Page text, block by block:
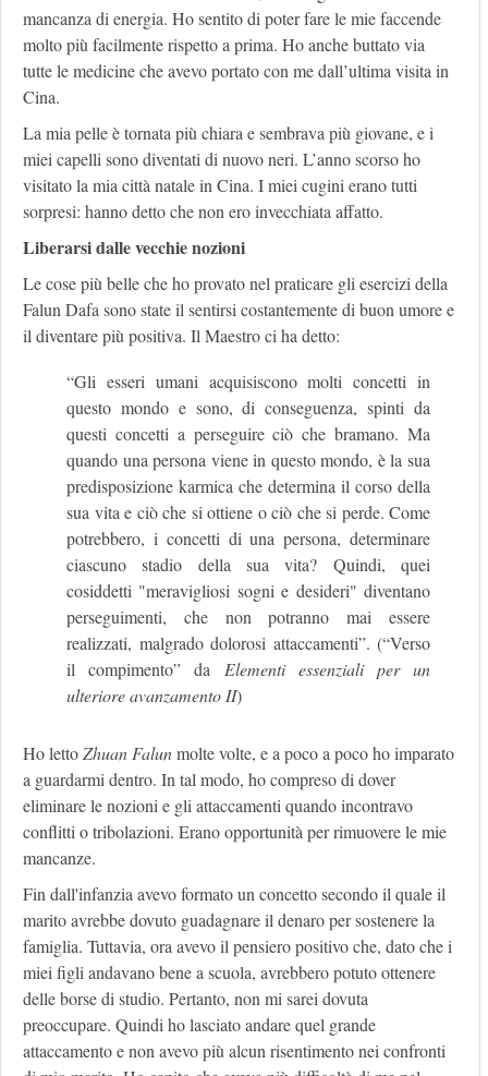
mancanza di energia. Ho sentito di poter fare le mie faccende
molto più facilmente rispetto a prima. Ho anche buttato via
tutte le medicine che avevo portato con me dall’ultima visita in
Cina.
La mia pelle è tornata più chiara e sembrava più giovane, e i
miei capelli sono diventati di nuovo neri. L’anno scorso ho
visitato la mia città natale in Cina. I miei cugini erano tutti
sorpresi: hanno detto che non ero invecchiata affatto.
Liberarsi dalle vecchie nozioni
Le cose più belle che ho provato nel praticare gli esercizi della
Falun Dafa sono state il sentirsi costantemente di buon umore e
il diventare più positiva. Il Maestro ci ha detto:
“Gli esseri umani acquisiscono molti concetti in
questo mondo e sono, di conseguenza, spinti da
questi concetti a perseguire ciò che bramano. Ma
quando una persona viene in questo mondo, è la sua
predisposizione karmica che determina il corso della
sua vita e ciò che si ottiene o ciò che si perde. Come
potrebbero, i concetti di una persona, determinare
ciascuno stadio della sua vita? Quindi, quei
cosiddetti "meravigliosi sogni e desideri" diventano
perseguimenti, che non potranno mai essere
realizzati, malgrado dolorosi attaccamenti”. (“Verso
il compimento” da Elementi essenziali per un
ulteriore avanzamento II)
Ho lettoZhuan Falunmolte volte, e a poco a poco ho imparato
a guardarmi dentro. In tal modo, ho compreso di dover
eliminare le nozioni e gli attaccamenti quando incontravo
conflitti o tribolazioni. Erano opportunità per rimuovere le mie
mancanze.
Fin dall'infanzia avevo formato un concetto secondo il quale il
marito avrebbe dovuto guadagnare il denaro per sostenere la
famiglia. Tuttavia, ora avevo il pensiero positivo che, dato che i
miei figli andavano bene a scuola, avrebbero potuto ottenere
delle borse di studio. Pertanto, non mi sarei dovuta
preoccupare. Quindi ho lasciato andare quel grande
attaccamento e non avevo più alcun risentimento nei confronti